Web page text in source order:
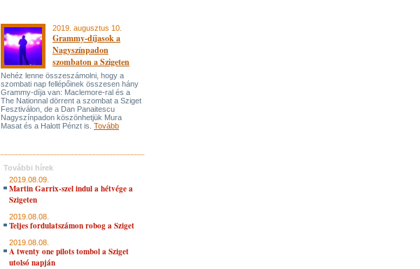
2019. augusztus 10.
Grammy-díjasok a
Nagyszínpadon
szombaton a Szigeten
Nehéz lenne összeszámolni, hogy a
szombati nap fellépőinek összesen hány
Grammy-díja van: Maclemore-ral és a
The Nationnal dörrent a szombat a Sziget
Fesztiválon, de a Dan Panaitescu
Nagyszínpadon köszönhetjük Mura
Masat és a Halott Pénzt is. Tovább
További hírek
2019.08.09.
Martin Garrix-szel indul a hétvége a
Szigeten
2019.08.08.
Teljes fordulatszámon robog a Sziget
2019.08.08.
A twenty one pilots tombol a Sziget
utolsó napján